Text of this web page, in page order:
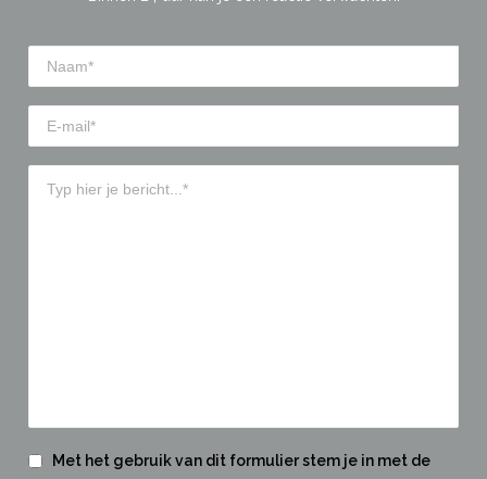
Met het gebruik van dit formulier stem je in met de